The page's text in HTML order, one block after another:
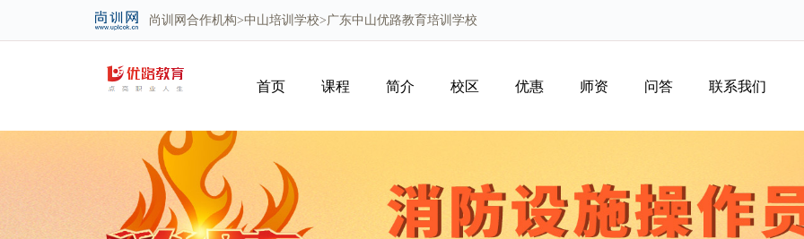
尚训网 合作机构>中山培训学校>广东中山优路教育培训学校
首页 课程 简介 校区 优惠 师资 问答 联系我们